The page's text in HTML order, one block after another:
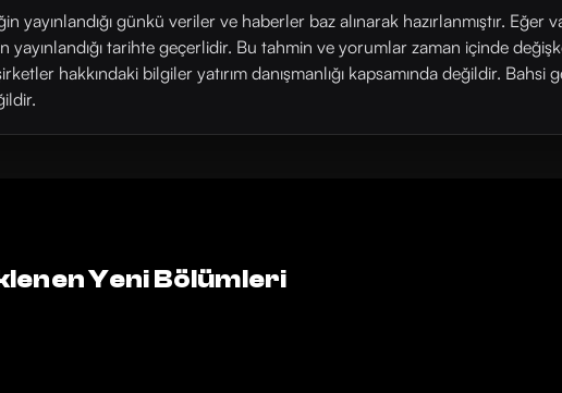
yayınlandığı günkü veriler ve haberler baz alınarak hazırlanmıştır.
yayınlandığı tarihte geçerlidir. Bu tahmin ve yorumlar zaman içinde
hakkındaki bilgiler yatırım danışmanlığı kapsamında değildir.
Yeni Bölümleri